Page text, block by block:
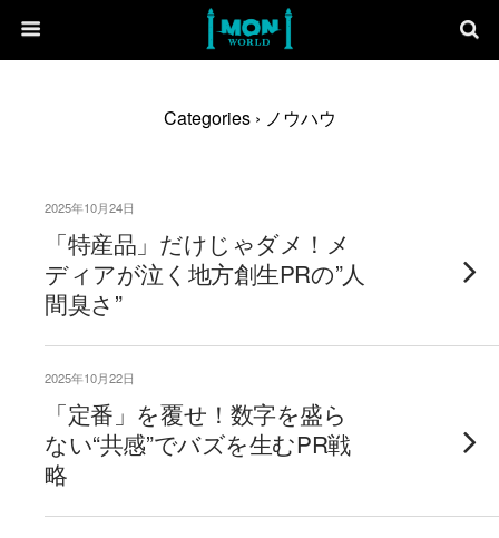
Categories › ノウハウ
2025年10月24日
「特産品」だけじゃダメ！メ
ディアが泣く地方創生PRの”人
間臭さ”
2025年10月22日
「定番」を覆せ！数字を盛ら
ない“共感”でバズを生むPR戦
略